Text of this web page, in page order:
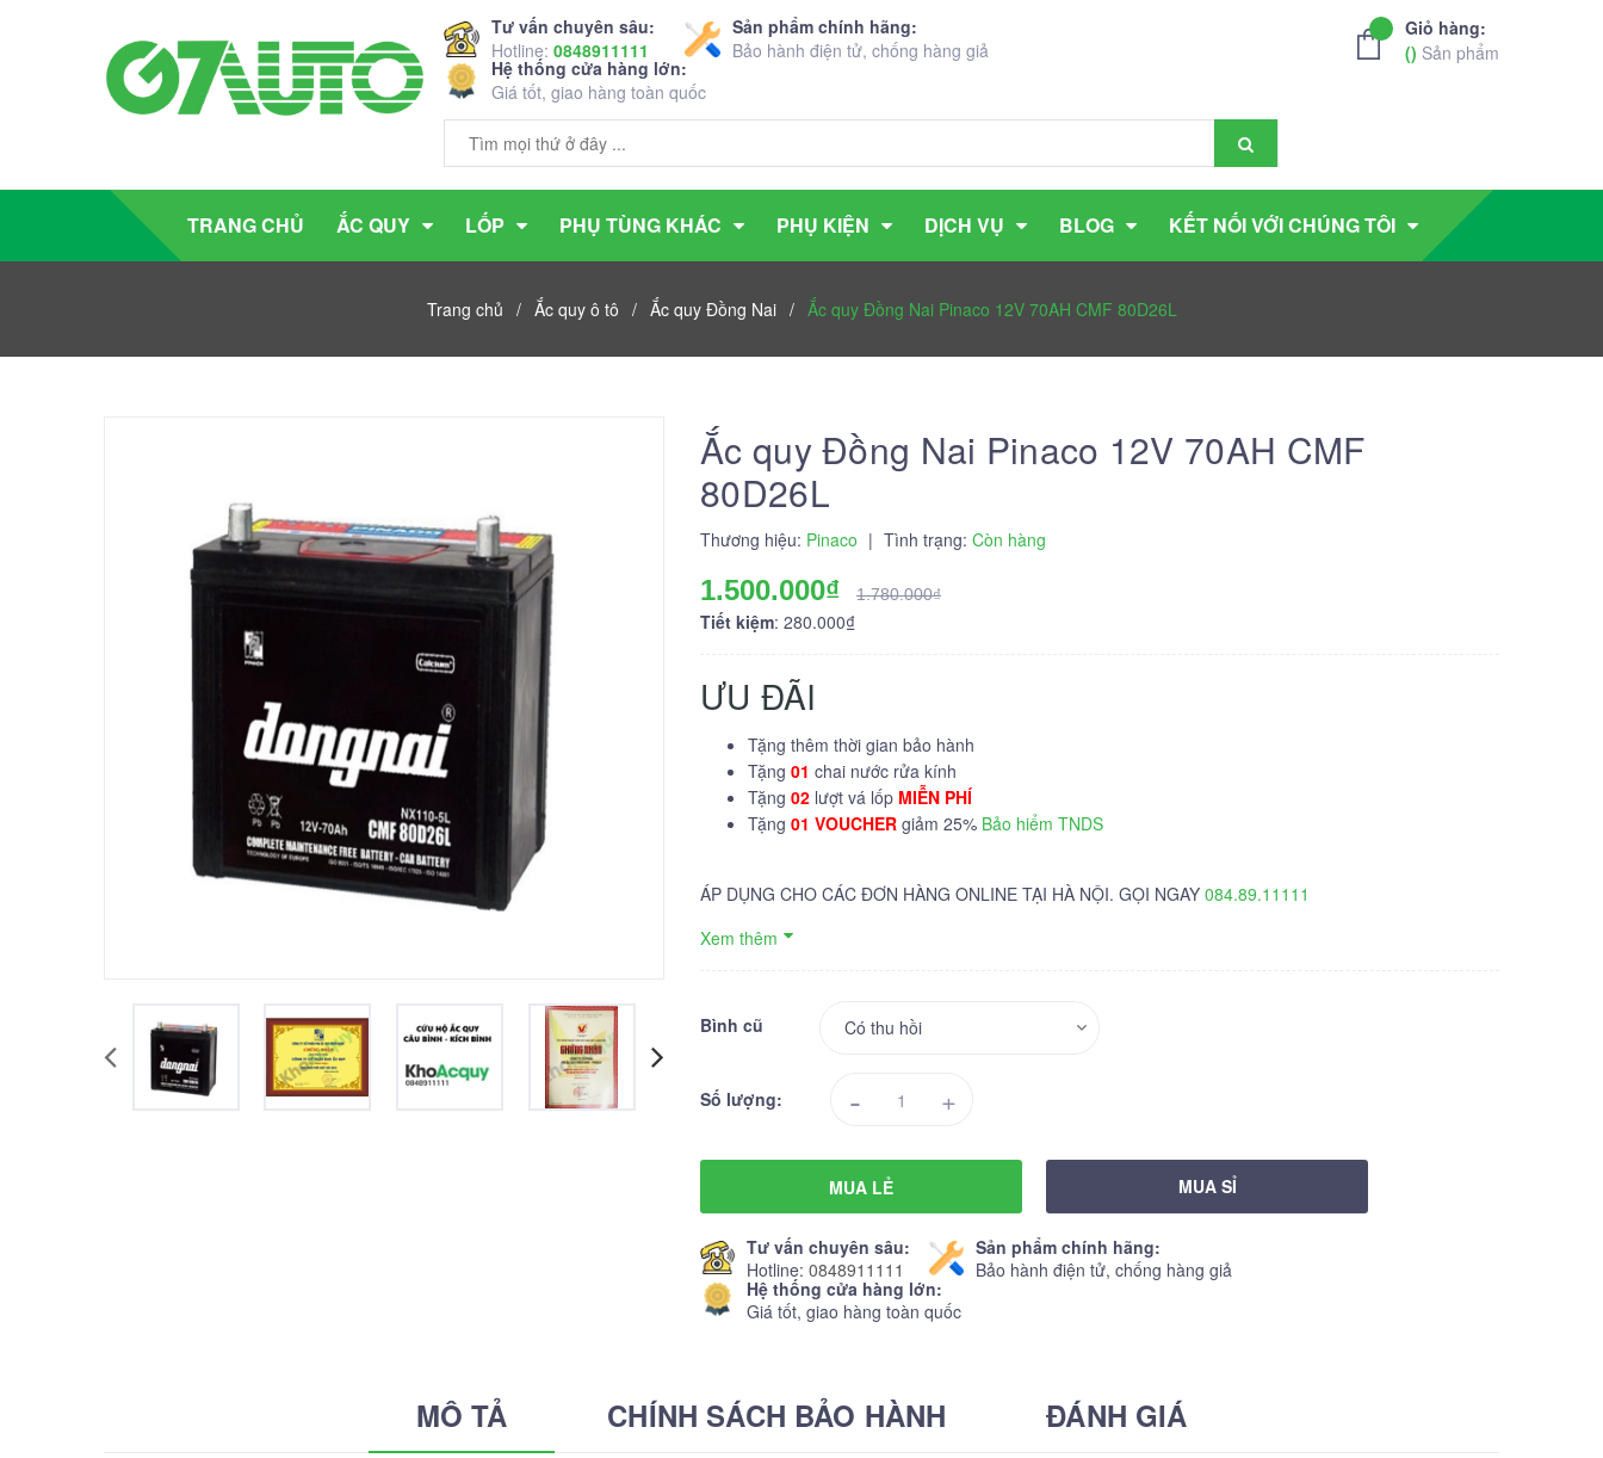
Tư vấn chuyên sâu:
Hotline: 0848911111
Sản phẩm chính hãng:
Bảo hành điện tử, chống hàng giả
Hệ thống cửa hàng lớn:
Giá tốt, giao hàng toàn quốc
Giỏ hàng:
() Sản phẩm
TRANG CHỦ ẮC QUY LỐP PHỤ TÙNG KHÁC PHỤ KIỆN DỊCH VỤ BLOG KẾT NỐI VỚI CHÚNG TÔI
Trang chủ / Ắc quy ô tô / Ắc quy Đồng Nai / Ắc quy Đồng Nai Pinaco 12V 70AH CMF 80D26L
Ắc quy Đồng Nai Pinaco 12V 70AH CMF
80D26L
Thương hiệu: Pinaco | Tình trạng: Còn hàng
1.500.000₫ 1.780.000₫
Tiết kiệm: 280.000₫
ƯU ĐÃI
Tặng thêm thời gian bảo hành
Tặng 01 chai nước rửa kính
Tặng 02 lượt vá lốp MIỄN PHÍ
Tặng 01 VOUCHER giảm 25% Bảo hiểm TNDS
ÁP DỤNG CHO CÁC ĐƠN HÀNG ONLINE TẠI HÀ NỘI. GỌI NGAY 084.89.11111
Xem thêm
Bình cũ
Số lượng: - +
MUA LẺ MUA SỈ
Tư vấn chuyên sâu:
Hotline: 0848911111
Sản phẩm chính hãng:
Bảo hành điện tử, chống hàng giả
Hệ thống cửa hàng lớn:
Giá tốt, giao hàng toàn quốc
MÔ TẢ CHÍNH SÁCH BẢO HÀNH ĐÁNH GIÁ